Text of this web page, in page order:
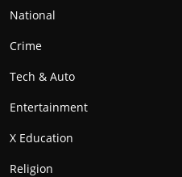
National
Crime
Tech & Auto
Entertainment
X Education
Religion